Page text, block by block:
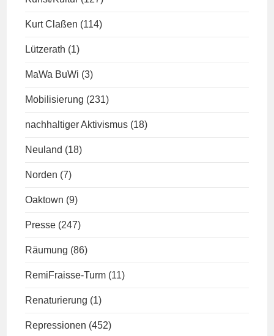
Kurt Claßen (114)
Lützerath (1)
MaWa BuWi (3)
Mobilisierung (231)
nachhaltiger Aktivismus (18)
Neuland (18)
Norden (7)
Oaktown (9)
Presse (247)
Räumung (86)
RemiFraisse-Turm (11)
Renaturierung (1)
Repressionen (452)